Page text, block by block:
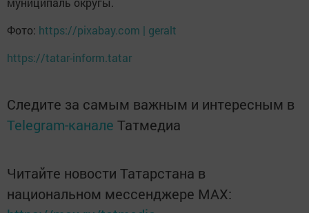
Фото: https://pixabay.com | geralt
https://tatar-inform.tatar
Следите за самым важным и интересным в
Telegram-канале Татмедиа
Читайте новости Татарстана в
национальном мессенджере MАХ: